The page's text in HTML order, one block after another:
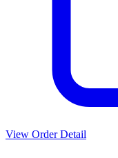
View Order Detail